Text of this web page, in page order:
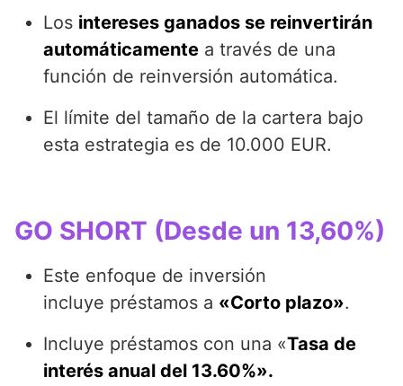
Los intereses ganados se reinvertirán
automáticamente a través de una
función de reinversión automática.
El límite del tamaño de la cartera bajo
esta estrategia es de 10.000 EUR.
GO SHORT (Desde un 13,60%)
Este enfoque de inversión
incluye préstamos a «Corto plazo».
Incluye préstamos con una «Tasa de
interés anual del 13.60%».